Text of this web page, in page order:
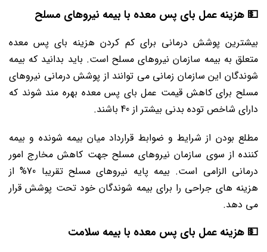
💵 هزینه عمل بای پس معده با بیمه نیروهای مسلح
بیشترین پوشش درمانی برای کم کردن هزینه بای پس معده
متعلق به بیمه سازمان نیروهای مسلح است. باید بدانید که بیمه
شوندگان این سازمان زمانی می توانند از پوشش درمانی نیروهای
مسلح برای کاهش قیمت عمل بای پس معده بهره مند شوند که
دارای شاخص توده بدنی بیشتر از 40 باشند.
مطلع بودن از شرایط و ضوابط قرارداد میان بیمه شونده و بیمه
کننده از سوی سازمان نیروهای مسلح جهت کاهش مخارج امور
درمانی الزامی است. بیمه پایه نیروهای مسلح تقریبا 70% از
هزینه های جراحی را برای بیمه شوندگان خود تحت پوشش قرار
می دهد.
💵 هزینه عمل بای پس معده با بیمه سلامت